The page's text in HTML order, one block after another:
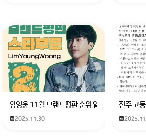
임영웅 11월 브랜드평판 순위 알고싶어요 임영
2025.11.30
전주 고